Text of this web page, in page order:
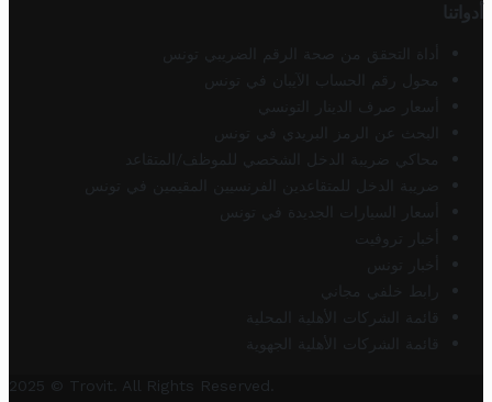
أدواتنا
أداة التحقق من صحة الرقم الضريبي تونس
محول رقم الحساب الآيبان في تونس
أسعار صرف الدينار التونسي
البحث عن الرمز البريدي في تونس
محاكي ضريبة الدخل الشخصي للموظف/المتقاعد
ضريبة الدخل للمتقاعدين الفرنسيين المقيمين في تونس
أسعار السيارات الجديدة في تونس
أخبار تروفيت
أخبار تونس
رابط خلفي مجاني
قائمة الشركات الأهلية المحلية
قائمة الشركات الأهلية الجهوية
2025 © Trovit. All Rights Reserved.